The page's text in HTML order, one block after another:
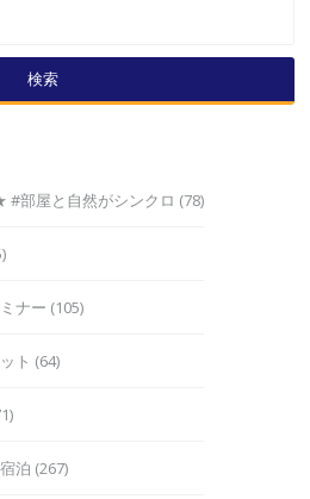
検索
屋と自然がシンクロ (78)
ナー (105)
ト (64)
泊 (267)